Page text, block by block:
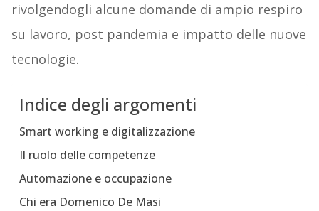
rivolgendogli alcune domande di ampio respiro
su lavoro, post pandemia e impatto delle nuove
tecnologie.
Indice degli argomenti
Smart working e digitalizzazione
Il ruolo delle competenze
Automazione e occupazione
Chi era Domenico De Masi